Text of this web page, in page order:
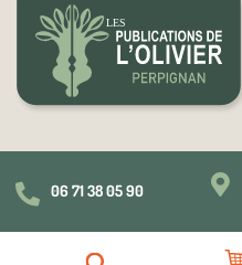
 06 71 38 05 90 